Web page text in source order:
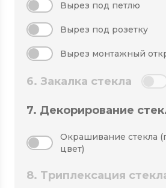
Вырез под петлю
Вырез под розетку
Вырез монтажный
6. Закалка стекла
7. Декорирование
Окрашивание стекла
цвет)
8. Триплексация